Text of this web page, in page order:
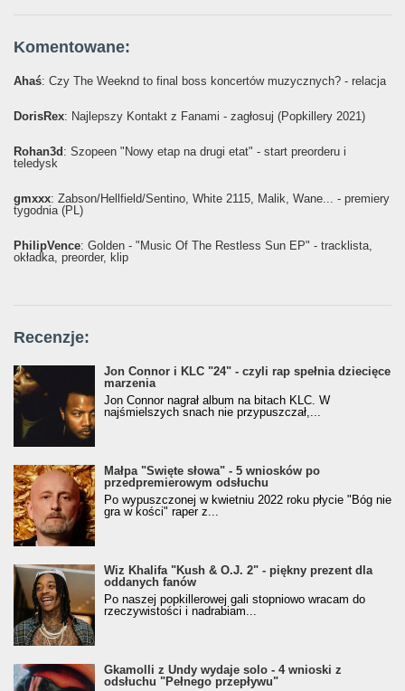
Komentowane:
Ahaś: Czy The Weeknd to final boss koncertów muzycznych? - relacja
DorisRex: Najlepszy Kontakt z Fanami - zagłosuj (Popkillery 2021)
Rohan3d : Szopeen "Nowy etap na drugi etat" - start preorderu i
teledysk
gmxxx: Żabson/Hellfield/Sentino, White 2115, Malik, Wane... - premiery
tygodnia (PL)
PhilipVence: Golden - "Music Of The Restless Sun EP" - tracklista,
okładka, preorder, klip
Recenzje:
Jon Connor i KLC "24" - czyli rap spełnia dziecięce
marzenia
Jon Connor nagrał album na bitach KLC. W
najśmielszych snach nie przypuszczał,...
Małpa "Święte słowa" - 5 wniosków po
przedpremierowym odsłuchu
Po wypuszczonej w kwietniu 2022 roku płycie "Bóg nie
gra w kości" raper z...
Wiz Khalifa "Kush & O.J. 2" - piękny prezent dla
oddanych fanów
Po naszej popkillerowej gali stopniowo wracam do
rzeczywistości i nadrabiam...
Gkamolli z Undy wydaje solo - 4 wnioski z
odsłuchu "Pełnego przepływu"